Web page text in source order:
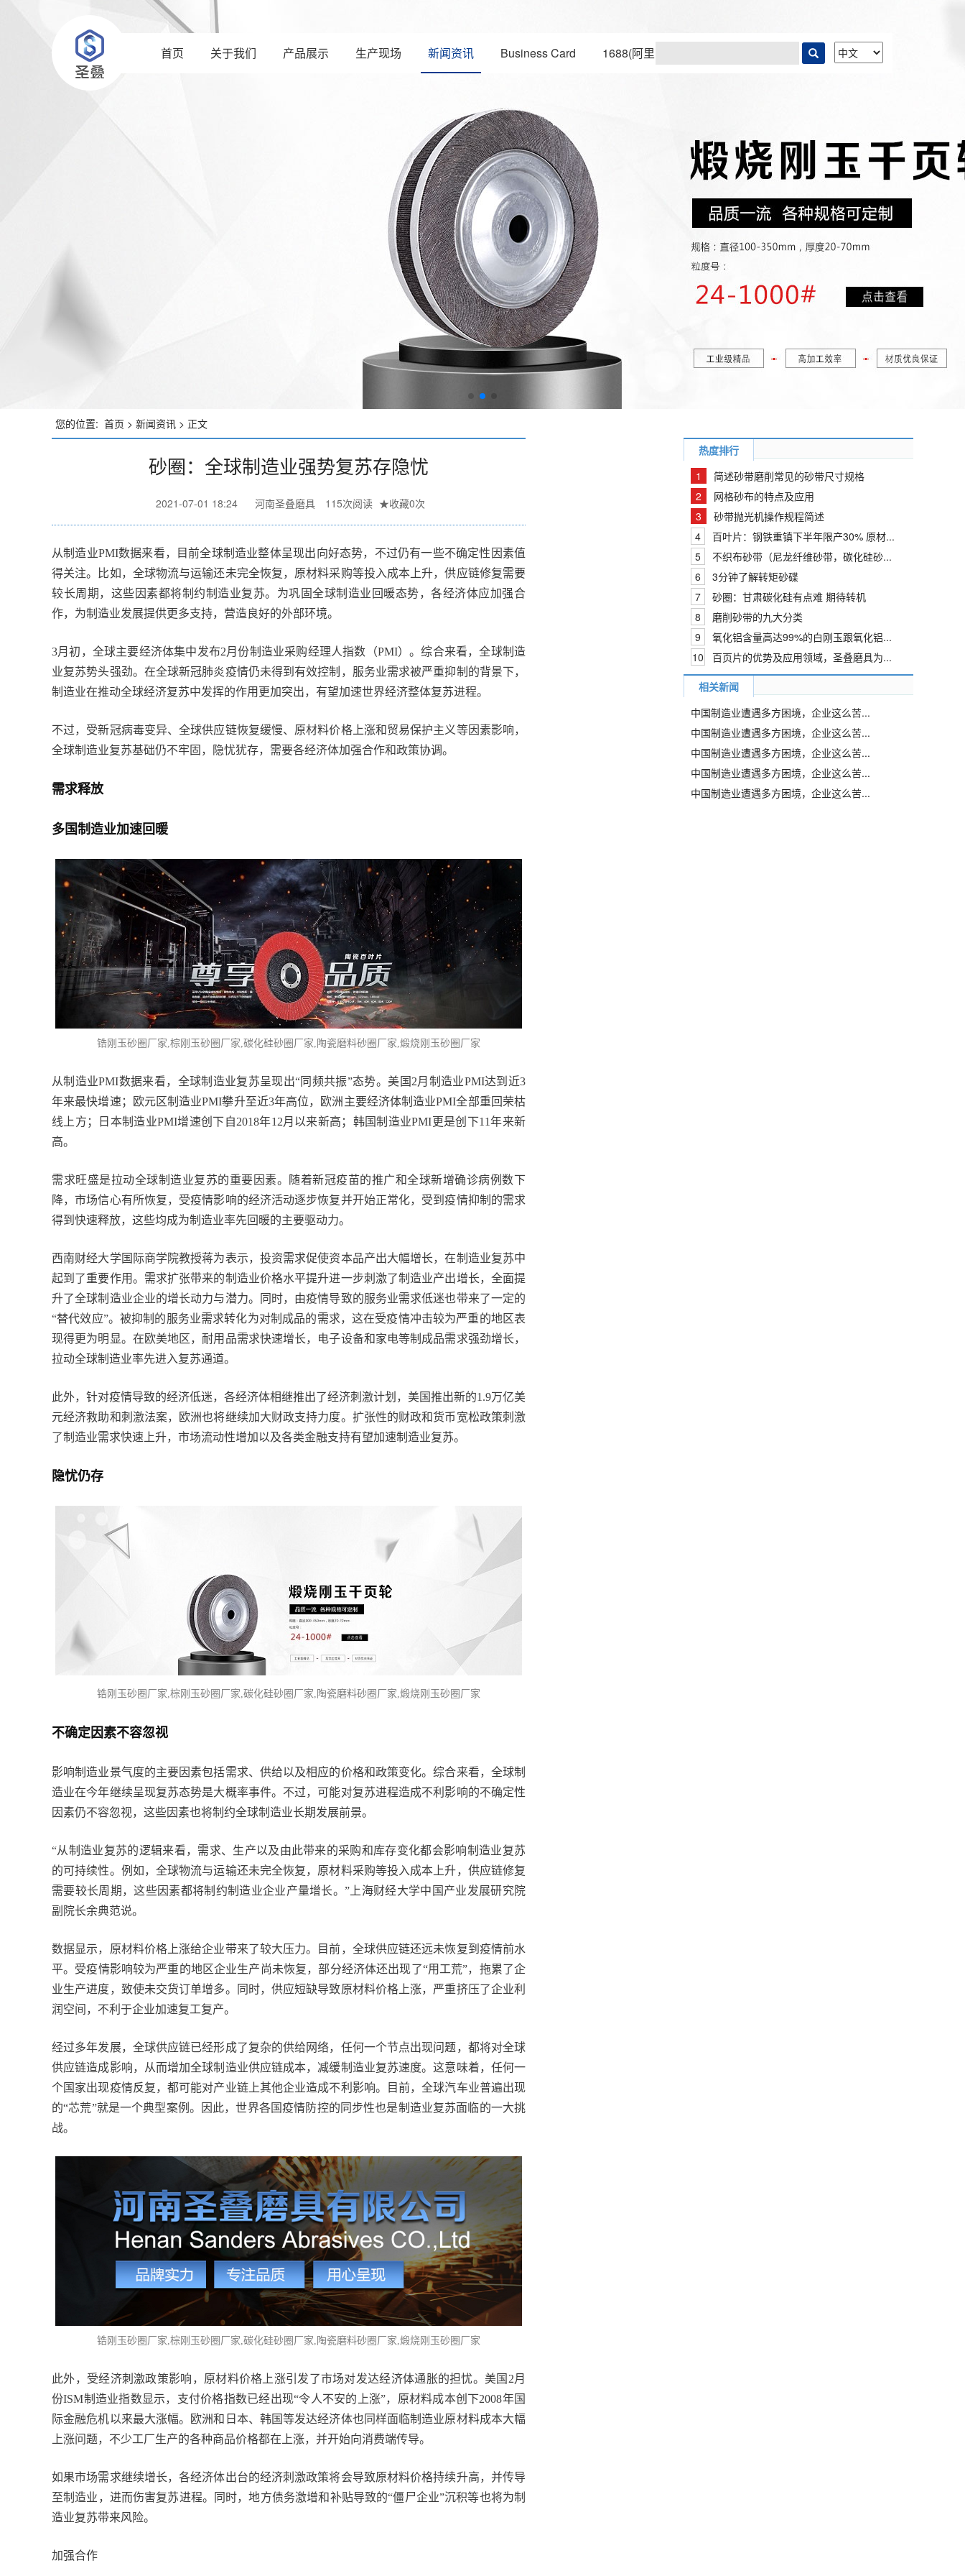
首页 关于我们 产品展示 生产现场 新闻资讯 Business Card 1688(阿里巴巴)
您的位置: 首页 > 新闻资讯 > 正文
砂圈：全球制造业强势复苏存隐忧
2021-07-01 18:24 河南圣叠磨具 115次阅读 ★收藏0次
从制造业PMI数据来看，目前全球制造业整体呈现出向好态势，不过仍有一些不确定性因素值
得关注。比如，全球物流与运输还未完全恢复，原材料采购等投入成本上升，供应链修复需要
较长周期，这些因素都将制约制造业复苏。为巩固全球制造业回暖态势，各经济体应加强合
作，为制造业发展提供更多支持，营造良好的外部环境。
3月初，全球主要经济体集中发布2月份制造业采购经理人指数（PMI）。综合来看，全球制造
业复苏势头强劲。在全球新冠肺炎疫情仍未得到有效控制，服务业需求被严重抑制的背景下，
制造业在推动全球经济复苏中发挥的作用更加突出，有望加速世界经济整体复苏进程。
不过，受新冠病毒变异、全球供应链恢复缓慢、原材料价格上涨和贸易保护主义等因素影响，
全球制造业复苏基础仍不牢固，隐忧犹存，需要各经济体加强合作和政策协调。
需求释放
多国制造业加速回暖
锆刚玉砂圈厂家,棕刚玉砂圈厂家,碳化硅砂圈厂家,陶瓷磨料砂圈厂家,煅烧刚玉砂圈厂家
从制造业PMI数据来看，全球制造业复苏呈现出“同频共振”态势。美国2月制造业PMI达到近3
年来最快增速；欧元区制造业PMI攀升至近3年高位，欧洲主要经济体制造业PMI全部重回荣枯
线上方；日本制造业PMI增速创下自2018年12月以来新高；韩国制造业PMI更是创下11年来新
高。
需求旺盛是拉动全球制造业复苏的重要因素。随着新冠疫苗的推广和全球新增确诊病例数下
降，市场信心有所恢复，受疫情影响的经济活动逐步恢复并开始正常化，受到疫情抑制的需求
得到快速释放，这些均成为制造业率先回暖的主要驱动力。
西南财经大学国际商学院教授蒋为表示，投资需求促使资本品产出大幅增长，在制造业复苏中
起到了重要作用。需求扩张带来的制造业价格水平提升进一步刺激了制造业产出增长，全面提
升了全球制造业企业的增长动力与潜力。同时，由疫情导致的服务业需求低迷也带来了一定的
“替代效应”。被抑制的服务业需求转化为对制成品的需求，这在受疫情冲击较为严重的地区表
现得更为明显。在欧美地区，耐用品需求快速增长，电子设备和家电等制成品需求强劲增长，
拉动全球制造业率先进入复苏通道。
此外，针对疫情导致的经济低迷，各经济体相继推出了经济刺激计划，美国推出新的1.9万亿美
元经济救助和刺激法案，欧洲也将继续加大财政支持力度。扩张性的财政和货币宽松政策刺激
了制造业需求快速上升，市场流动性增加以及各类金融支持有望加速制造业复苏。
隐忧仍存
锆刚玉砂圈厂家,棕刚玉砂圈厂家,碳化硅砂圈厂家, 陶瓷磨料砂圈厂家,煅烧刚玉砂圈厂家
不确定因素不容忽视
影响制造业景气度的主要因素包括需求、供给以及相应的价格和政策变化。综合来看，全球制
造业在今年继续呈现复苏态势是大概率事件。不过，可能对复苏进程造成不利影响的不确定性
因素仍不容忽视，这些因素也将制约全球制造业长期发展前景。
“从制造业复苏的逻辑来看，需求、生产以及由此带来的采购和库存变化都会影响制造业复苏
的可持续性。例如，全球物流与运输还未完全恢复，原材料采购等投入成本上升，供应链修复
需要较长周期，这些因素都将制约制造业企业产量增长。”上海财经大学中国产业发展研究院
副院长余典范说。
数据显示，原材料价格上涨给企业带来了较大压力。目前，全球供应链还远未恢复到疫情前水
平。受疫情影响较为严重的地区企业生产尚未恢复，部分经济体还出现了“用工荒”，拖累了企
业生产进度，致使未交货订单增多。同时，供应短缺导致原材料价格上涨，严重挤压了企业利
润空间，不利于企业加速复工复产。
经过多年发展，全球供应链已经形成了复杂的供给网络，任何一个节点出现问题，都将对全球
供应链造成影响，从而增加全球制造业供应链成本，减缓制造业复苏速度。这意味着，任何一
个国家出现疫情反复，都可能对产业链上其他企业造成不利影响。目前，全球汽车业普遍出现
的“芯荒”就是一个典型案例。因此，世界各国疫情防控的同步性也是制造业复苏面临的一大挑
战。
锆刚玉砂圈厂家,棕刚玉砂圈厂家,碳化硅砂圈厂家,陶瓷磨料砂圈厂家,煅烧刚玉砂圈厂家
此外，受经济刺激政策影响，原材料价格上涨引发了市场对发达经济体通胀的担忧。美国2月
份ISM制造业指数显示，支付价格指数已经出现“令人不安的上涨”，原材料成本创下2008年国
际金融危机以来最大涨幅。欧洲和日本、韩国等发达经济体也同样面临制造业原材料成本大幅
上涨问题，不少工厂生产的各种商品价格都在上涨，并开始向消费端传导。
如果市场需求继续增长，各经济体出台的经济刺激政策将会导致原材料价格持续升高，并传导
至制造业，进而伤害复苏进程。同时，地方债务激增和补贴导致的“僵尸企业”沉积等也将为制
造业复苏带来风险。
加强合作
热度排行
1
简述砂带磨削常见的砂带尺寸规格
2
网格砂布的特点及应用
3
砂带抛光机操作规程简述
4
百叶片：钢铁重镇下半年限产30% 原材...
5
不织布砂带（尼龙纤维砂带，碳化硅砂...
6
3分钟了解转矩砂碟
7
砂圈：甘肃碳化硅有点难 期待转机
8
磨削砂带的九大分类
9
氧化铝含量高达99%的白刚玉跟氧化铝...
10
百页片的优势及应用领域，圣叠磨具为...
相关新闻
中国制造业遭遇多方困境，企业这么苦...
中国制造业遭遇多方困境，企业这么苦...
中国制造业遭遇多方困境，企业这么苦...
中国制造业遭遇多方困境，企业这么苦...
中国制造业遭遇多方困境，企业这么苦...